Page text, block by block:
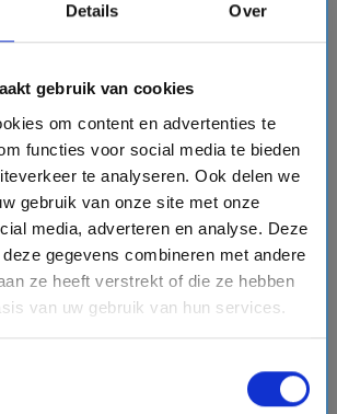
Details Over
gebruik van cookies
om content en advertenties te
functies voor social media te bieden
te analyseren. Ook delen we
gebruik van onze site met onze
media, adverteren en analyse. Deze
gegevens combineren met andere
ze heeft verstrekt of die ze hebben
van uw gebruik van hun services.
Europa cruise met de Nieuw
star starstar starstar
- Tot: 03-09-2027
Europa
Warnemunde, Dag op Zee, Tallinn,
Visby, Dag op Zee, Oslo, Dag op Zee,